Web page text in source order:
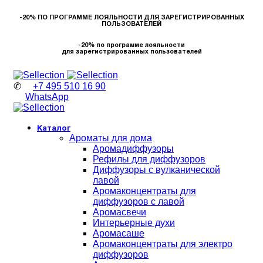
-20% ПО ПРОГРАММЕ ЛОЯЛЬНОСТИ ДЛЯ ЗАРЕГИСТРИРОВАННЫХ
ПОЛЬЗОВАТЕЛЕЙ
-20% по программе лояльности
для зарегистрированных пользователей
✆ +7 495 510 16 90
WhatsApp
Каталог
Ароматы для дома
Аромадиффузоры
Рефилы для диффузоров
Диффузоры с вулканической
лавой
Аромаконцентраты для
диффузоров с лавой
Аромасвечи
Интерьерные духи
Аромасаше
Аромаконцентраты для электро
диффузоров